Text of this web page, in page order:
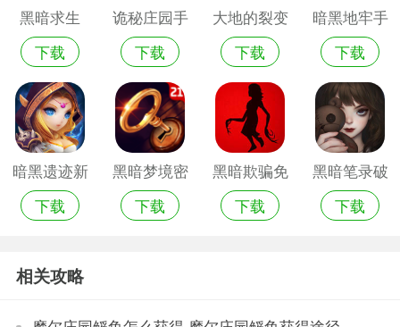
黑暗求生
下载
诡秘庄园手
机游戏
下载
大地的裂变
黑暗的日子
下载
暗黑地牢手
机版破解版
下载
暗黑遗迹新
版
下载
黑暗梦境密
室手机游戏
下载
黑暗欺骗免
费版
下载
黑暗笔录破
解版
下载
相关攻略